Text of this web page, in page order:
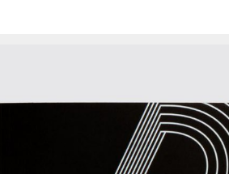
author/redaccion/